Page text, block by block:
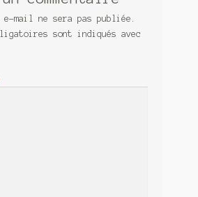
e-mail ne sera pas publiée.
sont indiqués avec